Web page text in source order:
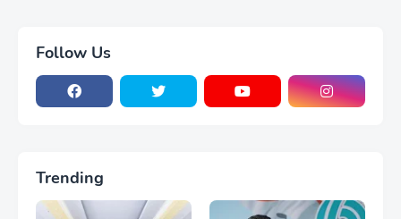
Follow Us
Trending